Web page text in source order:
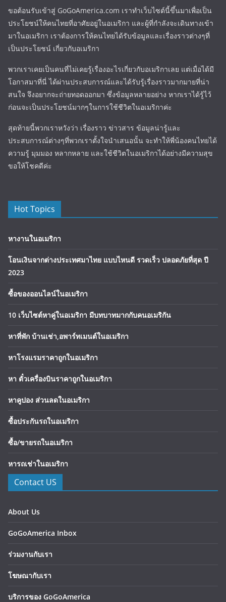
ขอต้อนรับเข้าสู่ GoGoAmerica.com เราทำเว็บไซต์นี้ขึ้นมาเพื่อเป็น
ประโยชน์ให้คนไทยที่อาศัยอยู่ในอเมริกา และผู้ที่กำลังจะเดินทางเข้า
มาในอเมริกา เราต้องการให้คนไทยได้รับข้อมูลและเรื่องราวต่างๆที่
เป็นประโยชน์ เกี่ยวกับอเมริกา
พวกเราเคยเป็นคนที่ไม่เคยรู้เรื่องอะไรเกี่ยวกับอเมริกาเลย แต่เมื่อได้มี
โอกาสมาที่นี่ ได้ผ่านประสบการณ์และได้รับรู้เรื่องราวมากมายที่น่า
สนใจ จึงอยากจะถ่ายทอดออกมา ซึ่งข้อมูลหลายอย่าง หากเราได้รู้ไว้
ก่อนจะเป็นประโยชน์มากๆในการใช้ชีวิตในอเมริกาค่ะ
สุดท้ายนี้พวกเราหวังว่า เรื่องราว ข่าวสาร ข้อมูลน่ารู้และ
ประสบการณ์ต่างๆที่พวกเราตั้งใจนำเสนอนั้น จะทำให้พี่น้องคนไทยได้
ความรู้ มุมมอง หลากหลาย และใช้ชีวิตในอเมริกาได้อย่างมีความสุข
ขอให้โชคดีค่ะ
Hot Topics
หางานในอเมริกา
โอนเงินจากต่างประเทศมาไทย แบบไหนดี รวดเร็ว ปลอดภัยที่สุด ปี
2023
ซื้อของออนไลน์ในอเมริกา
10 เว็บไซต์หาคู่ในอเมริกา มีบทบาทมากกับคนอเมริกัน
หาที่พัก บ้านเช่า,อพาร์ทเมนต์ในอเมริกา
หาโรงแรมราคาถูกในอเมริกา
หา ตั๋วเครื่องบินราคาถูกในอเมริกา
หาคูปอง ส่วนลดในอเมริกา
ซื้อประกันรถในอเมริกา
ซื้อ/ขายรถในอเมริกา
หารถเช่าในอเมริกา
Contact US
About Us
GoGoAmerica Inbox
ร่วมงานกับเรา
โฆษณากับเรา
บริการของ GoGoAmerica